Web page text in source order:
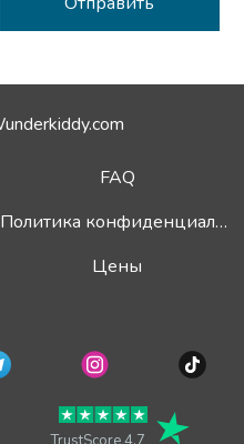
FAQ
Политика конфиденциальности
Цены